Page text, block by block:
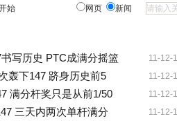
始 网页 新闻
11-12-
写历史 PTC成满分摇篮
11-12-
轰下147 跻身历史前5
11-12-
满分杆奖只是从前1/50
11-12-
三天内两次单杆满分